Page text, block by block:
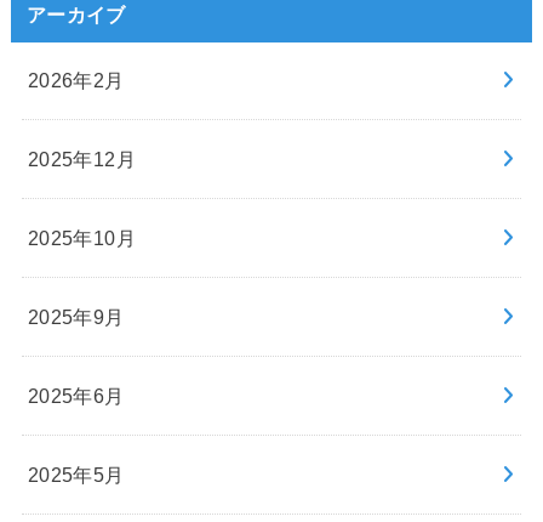
アーカイブ
2026年2月
2025年12月
2025年10月
2025年9月
2025年6月
2025年5月